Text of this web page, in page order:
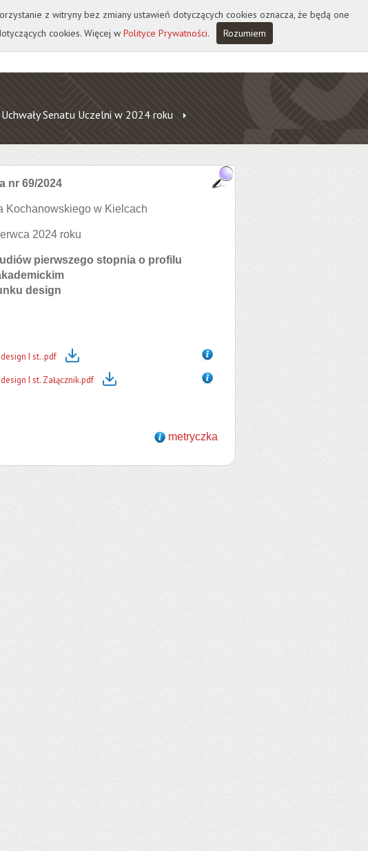
A
Uchwały Senatu Uczelni w 2024 roku
nr 69/2024
Kochanowskiego w Kielcach
2024 roku
pierwszego stopnia o profilu
design
I st..pdf
I st. Załącznik.pdf
metryczka
z witryny bez zmiany ustawień dotyczących cookies oznacza, że będą one
cookies. Więcej w Polityce Prywatności. Rozumiem